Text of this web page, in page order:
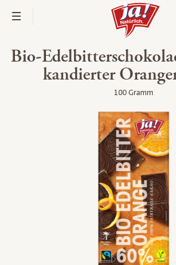
Bio-
kandierter
100 Gramm